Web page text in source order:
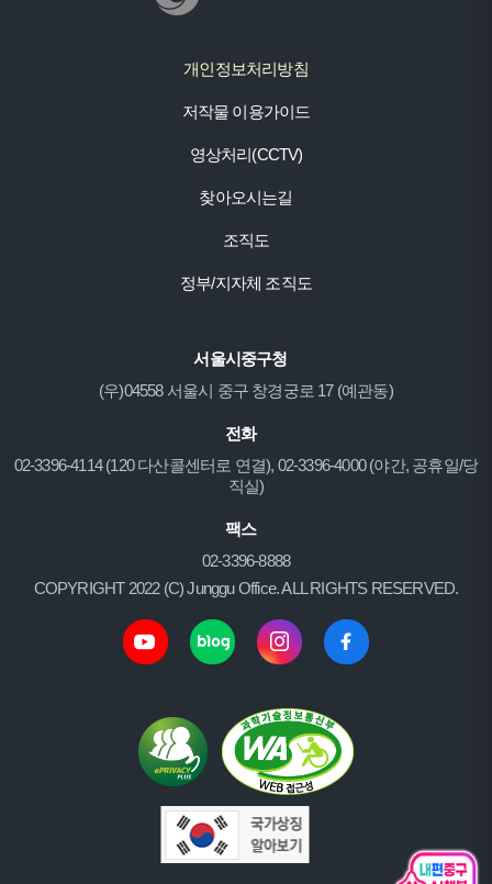
개인정보처리방침
저작물 이용가이드
영상처리(CCTV)
찾아오시는길
조직도
정부/지자체 조직도
서울시중구청
(우)04558 서울시 중구 창경궁로 17 (예관동)
전화
02-3396-4114 (120 다산콜센터로 연결), 02-3396-4000 (야간, 공휴일/당
직실)
팩스
02-3396-8888
COPYRIGHT 2022 (C) Junggu Office. ALL RIGHTS RESERVED.